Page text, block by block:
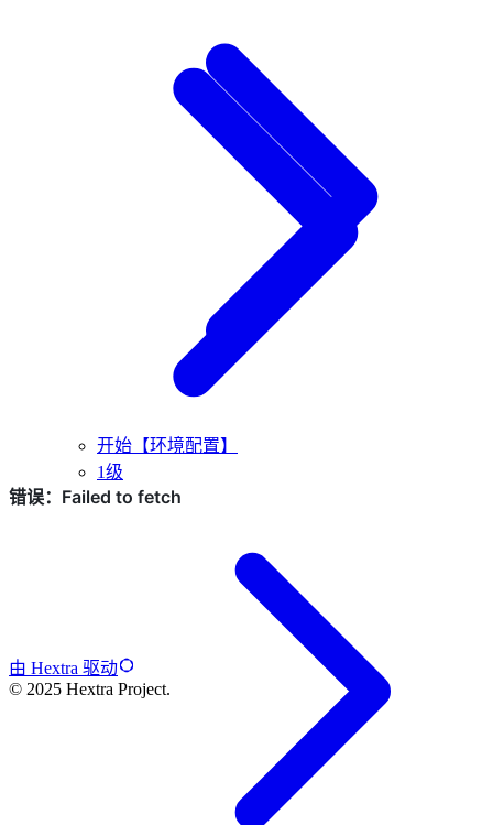
开始【环境配置】
1级
由 Hextra 驱动
© 2025 Hextra Project.